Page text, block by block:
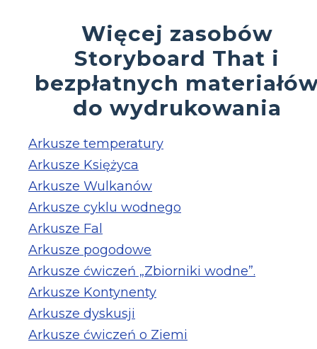
Więcej zasobów
Storyboard That i
bezpłatnych
do wydrukowania
Arkusze temperatury
Arkusze Księżyca
Arkusze Wulkanów
Arkusze cyklu wodnego
Arkusze Fal
Arkusze pogodowe
Arkusze ćwiczeń „Zbiorniki wodne”.
Arkusze Kontynenty
Arkusze dyskusji
Arkusze ćwiczeń o Ziemi